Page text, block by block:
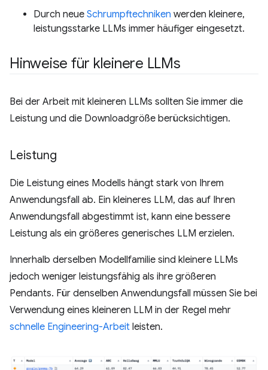
Durch neue Schrumpftechniken werden kleinere,
leistungsstarke LLMs immer häufiger eingesetzt.
Hinweise für kleinere LLMs
Bei der Arbeit mit kleineren LLMs sollten Sie immer die
Leistung und die Downloadgröße berücksichtigen.
Leistung
Die Leistung eines Modells hängt stark von Ihrem
Anwendungsfall ab. Ein kleineres LLM, das auf Ihren
Anwendungsfall abgestimmt ist, kann eine bessere
Leistung als ein größeres generisches LLM erzielen.
Innerhalb derselben Modellfamilie sind kleinere LLMs
jedoch weniger leistungsfähig als ihre größeren
Pendants. Für denselben Anwendungsfall müssen Sie bei
Verwendung eines kleineren LLM in der Regel mehr
schnelle Engineering-Arbeit leisten.